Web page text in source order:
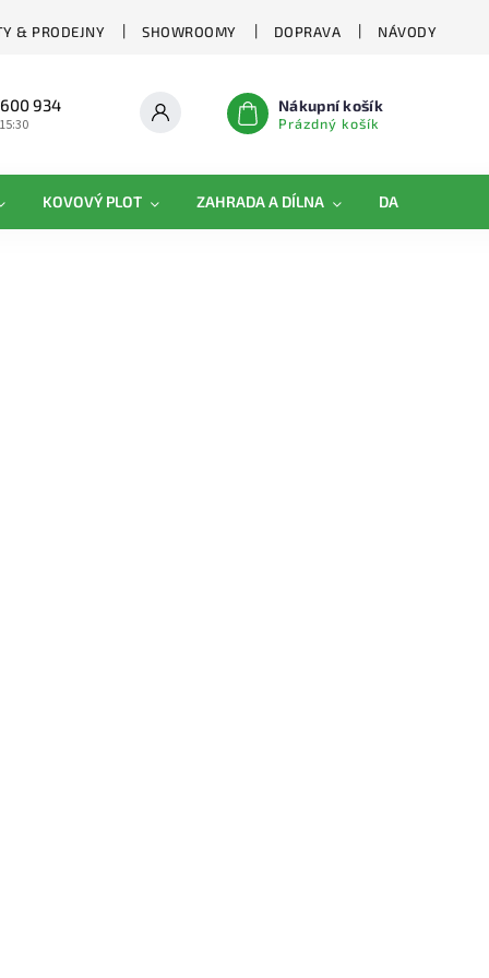
& PRODEJNY SHOWROOMY DOPRAVA NÁVODY
934 Nákupní košík
Prázdný košík
KOVOVÝ PLOT ZAHRADA A DÍLNA DAMIPLAST®